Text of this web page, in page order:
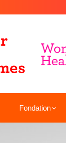
Fondation